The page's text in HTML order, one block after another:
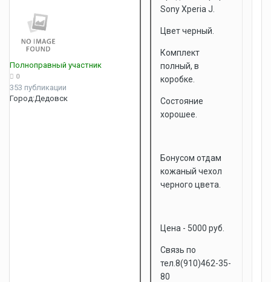
Полноправный участник
0
353 публикации
Город:Дедовск
Sony Xperia J.
Цвет черный.
Комплект
полный, в
коробке.
Состояние
хорошее.
Бонусом отдам
кожаный чехол
черного цвета.
Цена - 5000 руб.
Связь по
тел.8(910)462-35-
80